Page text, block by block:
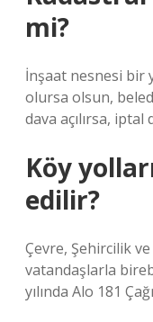
mi?
İnşaat nesnesi bir
olursa olsun,
dava açılırsa,
Köy
edilir?
Çevre, Şehircilik
vatandaşlarla
yılında Alo 181